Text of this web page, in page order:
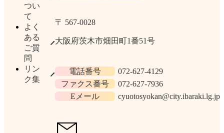
つい
て
よく
ある
ご質
問
リン
ク集
〒 567​-​0028
大阪府茨木市畑田町1番51号
電話番号
072-627-4129
ファクス番号
072-627-7936
Eメール
cyuotosyokan@city.ibaraki.lg.jp